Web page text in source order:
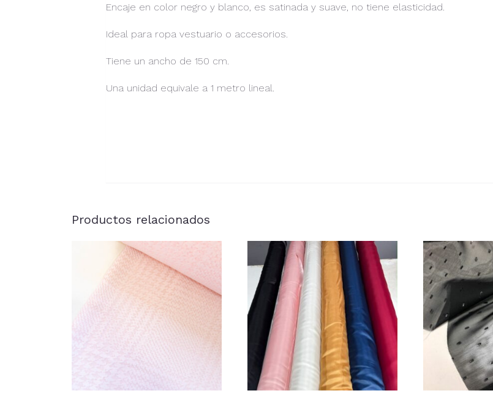
Encaje en color negro y blanco, es satinada y suave, no tiene elasticidad.
Ideal para ropa vestuario o accesorios.
Tiene un ancho de 150 cm.
Una unidad equivale a 1 metro lineal.
Productos relacionados